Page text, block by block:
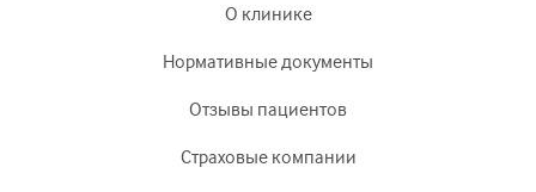
О клинике
Нормативные документы
Отзывы пациентов
Страховые компании